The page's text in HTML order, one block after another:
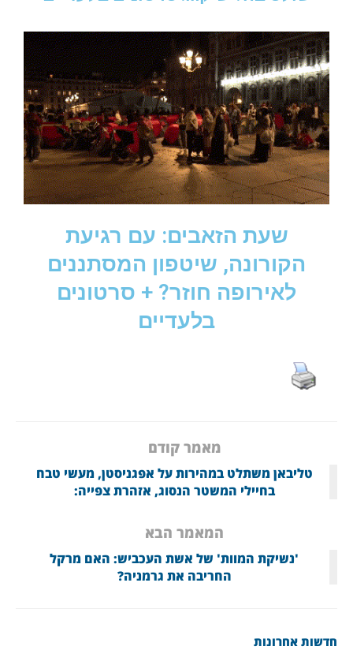
שעת הזאבים: עם רגיעת
הקורונה, שיטפון המסתננים
לאירופה חוזר? + סרטונים
בלעדיים
מאמר קודם
טליבאן משתלט במהירות על אפגניסטן, מעשי טבח
בחיילי המשטר הנסוג, אזהרת צפייה:
המאמר הבא
'נשיקת המוות' של אשת העכביש: האם מרקל
החריבה את גרמניה?
חדשות אחרונות